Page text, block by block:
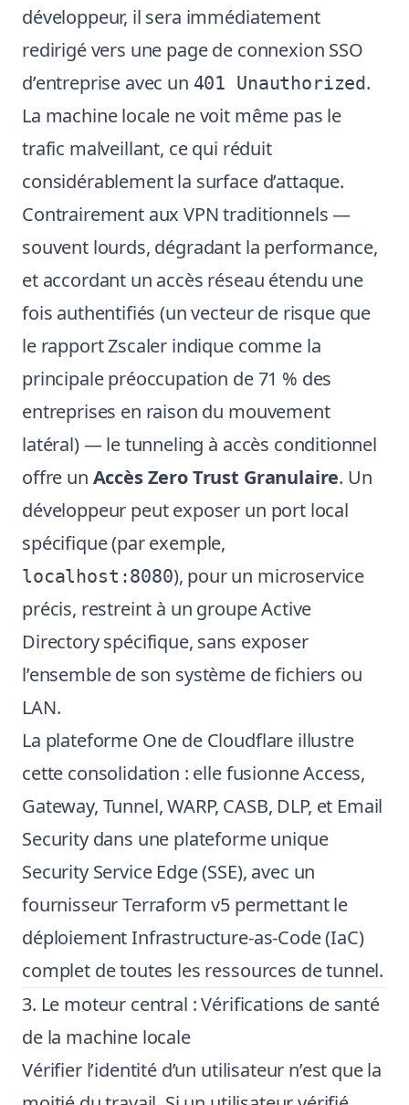
développeur, il sera immédiatement
redirigé vers une page de connexion SSO
d’entreprise avec un 401 Unauthorized.
La machine locale ne voit même pas le
trafic malveillant, ce qui réduit
considérablement la surface d’attaque.
Contrairement aux VPN traditionnels —
souvent lourds, dégradant la performance,
et accordant un accès réseau étendu une
fois authentifiés (un vecteur de risque que
le rapport Zscaler indique comme la
principale préoccupation de 71 % des
entreprises en raison du mouvement
latéral) — le tunneling à accès conditionnel
offre un Accès Zero Trust Granulaire. Un
développeur peut exposer un port local
spécifique (par exemple,
localhost:8080), pour un microservice
précis, restreint à un groupe Active
Directory spécifique, sans exposer
l’ensemble de son système de fichiers ou
LAN.
La plateforme One de Cloudflare illustre
cette consolidation : elle fusionne Access,
Gateway, Tunnel, WARP, CASB, DLP, et Email
Security dans une plateforme unique
Security Service Edge (SSE), avec un
fournisseur Terraform v5 permettant le
déploiement Infrastructure-as-Code (IaC)
complet de toutes les ressources de tunnel.
3. Le moteur central : Vérifications de santé
de la machine locale
Vérifier l’identité d’un utilisateur n’est que la